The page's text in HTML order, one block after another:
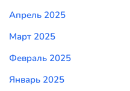
Апрель 2025
Март 2025
Февраль 2025
Январь 2025